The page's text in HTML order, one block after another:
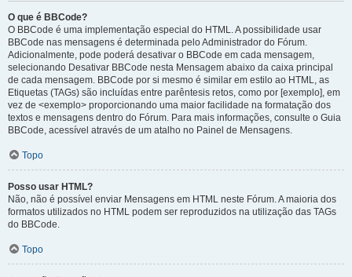
O que é BBCode?
O BBCode é uma implementação especial do HTML. A possibilidade usar
BBCode nas mensagens é determinada pelo Administrador do Fórum.
Adicionalmente, pode poderá desativar o BBCode em cada mensagem,
selecionando Desativar BBCode nesta Mensagem abaixo da caixa principal
de cada mensagem. BBCode por si mesmo é similar em estilo ao HTML, as
Etiquetas (TAGs) são incluídas entre parêntesis retos, como por [exemplo], em
vez de <exemplo> proporcionando uma maior facilidade na formatação dos
textos e mensagens dentro do Fórum. Para mais informações, consulte o Guia
BBCode, acessível através de um atalho no Painel de Mensagens.
Topo
Posso usar HTML?
Não, não é possível enviar Mensagens em HTML neste Fórum. A maioria dos
formatos utilizados no HTML podem ser reproduzidos na utilização das TAGs
do BBCode.
Topo